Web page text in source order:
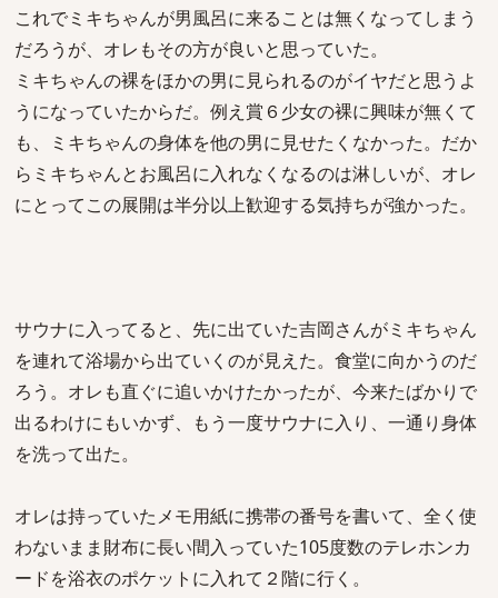
これでミキちゃんが男風呂に来ることは無くなってしまう
だろうが、オレもその方が良いと思っていた。
ミキちゃんの裸をほかの男に見られるのがイヤだと思うよ
うになっていたからだ。例え賞６少女の裸に興味が無くて
も、ミキちゃんの身体を他の男に見せたくなかった。だか
らミキちゃんとお風呂に入れなくなるのは淋しいが、オレ
にとってこの展開は半分以上歓迎する気持ちが強かった。
サウナに入ってると、先に出ていた吉岡さんがミキちゃん
を連れて浴場から出ていくのが見えた。食堂に向かうのだ
ろう。オレも直ぐに追いかけたかったが、今来たばかりで
出るわけにもいかず、もう一度サウナに入り、一通り身体
を洗って出た。
オレは持っていたメモ用紙に携帯の番号を書いて、全く使
わないまま財布に長い間入っていた105度数のテレホンカ
ードを浴衣のポケットに入れて２階に行く。